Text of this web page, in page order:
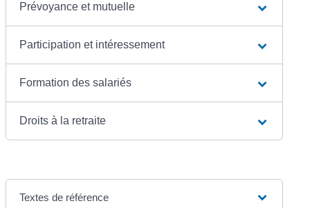
Prévoyance et mutuelle
Participation et intéressement
Formation des salariés
Droits à la retraite
Textes de référence